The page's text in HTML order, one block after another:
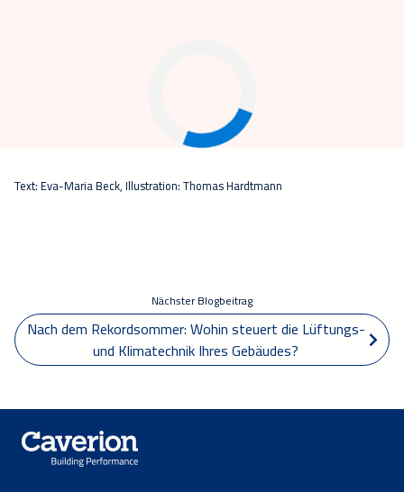
Text: Eva-Maria Beck, Illustration: Thomas Hardtmann
Nächster Blogbeitrag
Nach dem Rekordsommer: Wohin steuert die Lüftungs-
und Klimatechnik Ihres Gebäudes?